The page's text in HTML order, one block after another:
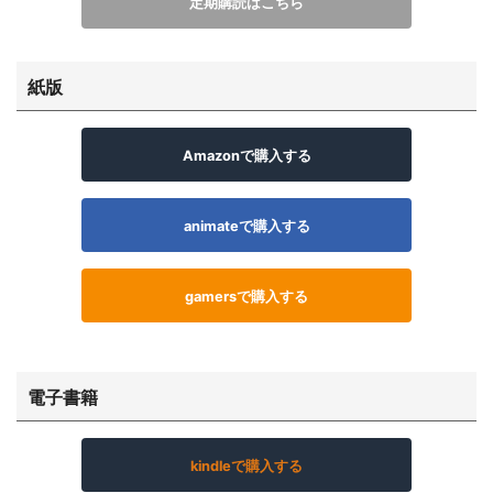
紙版
Amazonで購入する
animateで購入する
gamersで購入する
電子書籍
kindleで購入する